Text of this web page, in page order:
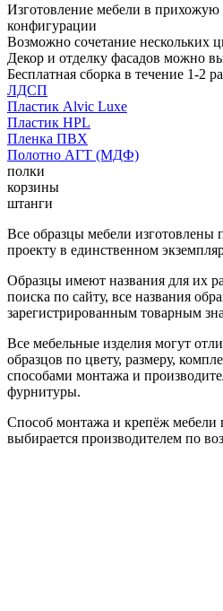
Изготовление мебели в прихожую
конфигурации
Возможно сочетание нескольких
Декор и отделку фасадов можно
Бесплатная сборка в течение 1-2
ЛДСП
Пластик Alvic Luxe
Пластик HPL
Пленка ПВХ
Полотно АГТ (МДФ)
полки
корзины
штанги
Все образцы мебели изготовлены
проекту в единственном
Образцы имеют названия для их
поиска по сайту, все названия
зарегистрированным товарным
Все мебельные изделия могут
образцов по цвету, размеру,
способами монтажа и
фурнитуры.
Способ монтажа и крепёж мебели
выбирается производителем по